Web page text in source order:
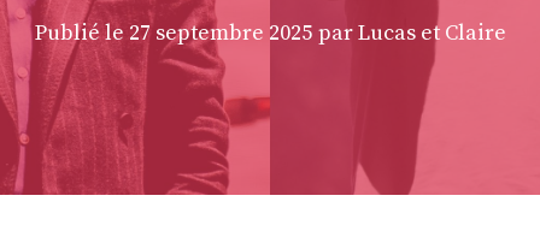
Publié le 27 septembre 2025 par Lucas et Claire